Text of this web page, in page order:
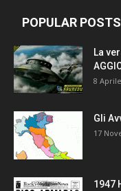
POPULAR POSTS
La
8
Gli
17
1947